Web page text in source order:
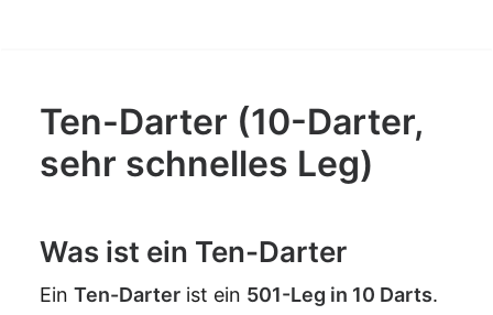
Ten-Darter (10-Darter,
sehr schnelles Leg)
Was ist ein Ten-Darter
Ein Ten-Darter ist ein 501-Leg in 10 Darts.